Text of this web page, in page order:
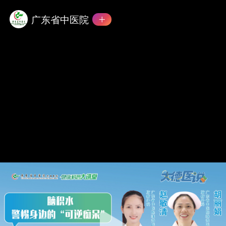
广东省中医院